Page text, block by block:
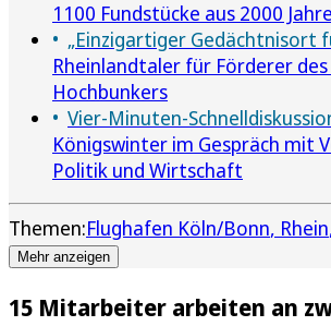
1100 Fundstücke aus 2000
„Einzigartiger Gedächtnisort
Rheinlandtaler für Förderer
Hochbunkers
Vier-Minuten-
Königswinter im Gespräch mit
Politik und Wirtschaft
Themen:Flughafen Köln/Bonn Rhein
Mehr anzeigen
15 Mitarbeiter arbeiten an